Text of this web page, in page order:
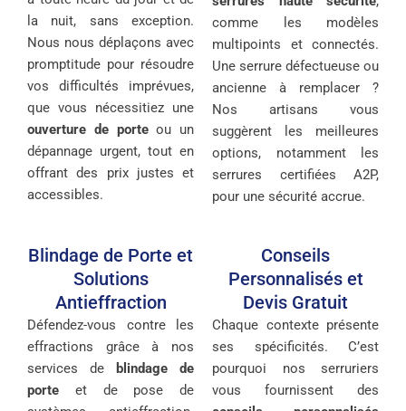
la nuit, sans exception.
Nous nous déplaçons avec
promptitude pour résoudre
vos difficultés imprévues,
que vous nécessitiez une
ouverture de porteou un
dépannage urgent, tout en
offrant des prix justes et
accessibles.
comme les modèles
multipoints et connectés.
Une serrure défectueuse ou
ancienne à remplacer ?
Nos artisans vous
suggèrent les meilleures
options, notamment les
serrures certifiées A2P,
pour une sécurité accrue.
Blindage de Porte et
Solutions
Antieffraction
Défendez-vous contre les
effractions grâce à nos
services de
blindage de
porte et de pose de
Conseils
Personnalisés et
Devis Gratuit
Chaque contexte présente
ses spécificités. C’est
pourquoi nos serruriers
vous fournissent des